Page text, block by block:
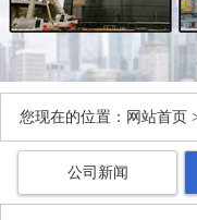
您现在的位置： 网站首页
公司新闻